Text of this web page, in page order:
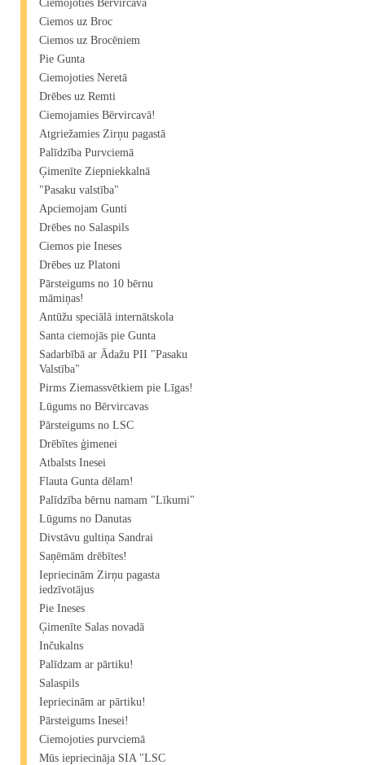
Ciemojoties Bērvircavā
Ciemos uz Broc
Ciemos uz Brocēniem
Pie Gunta
Ciemojoties Neretā
Drēbes uz Remti
Ciemojamies Bērvircavā!
Atgriežamies Zirņu pagastā
Palīdzība Purvciemā
Ģimenīte Ziepniekkalnā
"Pasaku valstība"
Apciemojam Gunti
Drēbes no Salaspils
Ciemos pie Ineses
Drēbes uz Platoni
Pārsteigums no 10 bērnu
māmiņas!
Antūžu speciālā internātskola
Santa ciemojās pie Gunta
Sadarbībā ar Ādažu PII "Pasaku
Valstība"
Pirms Ziemassvētkiem pie Līgas!
Lūgums no Bērvircavas
Pārsteigums no LSC
Drēbītes ģimenei
Atbalsts Inesei
Flauta Gunta dēlam!
Palīdzība bērnu namam "Līkumi"
Lūgums no Danutas
Divstāvu gultiņa Sandrai
Saņēmām drēbītes!
Iepriecinām Zirņu pagasta
iedzīvotājus
Pie Ineses
Ģimenīte Salas novadā
Inčukalns
Palīdzam ar pārtiku!
Salaspils
Iepriecinām ar pārtiku!
Pārsteigums Inesei!
Ciemojoties purvciemā
Mūs iepriecināja SIA "LSC